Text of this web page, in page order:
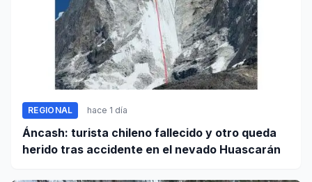
REGIONAL hace 1 día
Áncash: turista chileno fallecido y otro queda
herido tras accidente en el nevado Huascarán